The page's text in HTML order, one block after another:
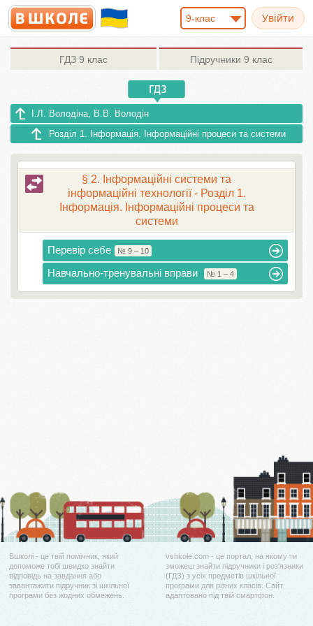
9-клас
ГДЗ 9 клас Підручники 9 клас
І.Л. Володіна, В.В. Володін
Розділ 1. Інформація. Інформаційні процеси та системи
§ 2. Інформаційні системи та
інформаційні технології - Розділ 1.
Інформація. Інформаційні процеси та
системи
Перевір себе № 9 – 10
Навчально-тренувальні вправи № 1 – 4
Вшколі - це твій помічник, який
допоможе тобі швидко знайти
відповідь на завдання або
завантажити підручник зі шкільної
програми без жодних обмежень.
vshkole.com - це портал, на якому ти
зможеш знайти підручники і роз'язники
(ГДЗ) з усіх предметів шкільної
програми для різних класів. Сайт
адаптовано під твій смартфон.